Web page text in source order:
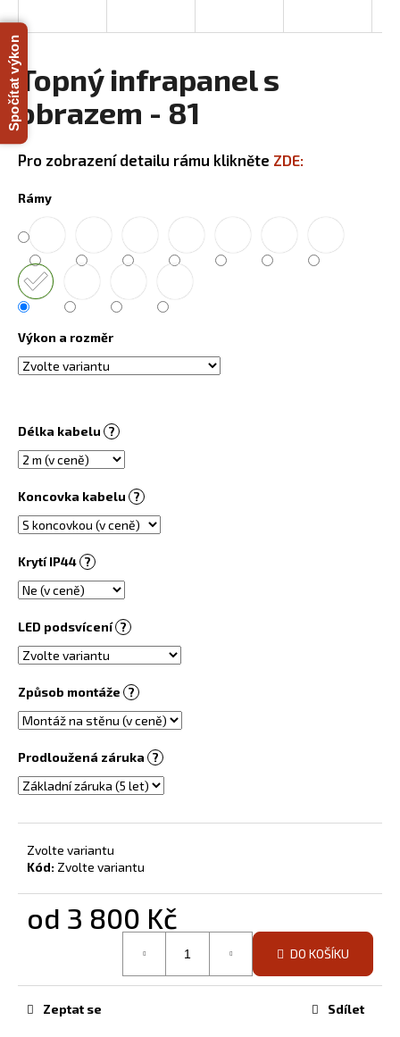
Topný infrapanel s
obrazem - 81
Pro zobrazení detailu rámu klikněte ZDE:
Rámy
Výkon a rozměr
Délka kabelu ?
Koncovka kabelu ?
Krytí IP44 ?
LED podsvícení ?
Způsob montáže ?
Prodloužená záruka ?
Zvolte variantu
Kód: Zvolte variantu
od 3 800 Kč
DO KOŠÍKU
Zeptat se Sdílet
a
j
í
t
?
D
o
o
r
u
e
e
WIFI
POKOJOVÝ
TERMOSTAT
PT741W-
WIFI
BÍLÝ
480
Kč
Spočítat výkon